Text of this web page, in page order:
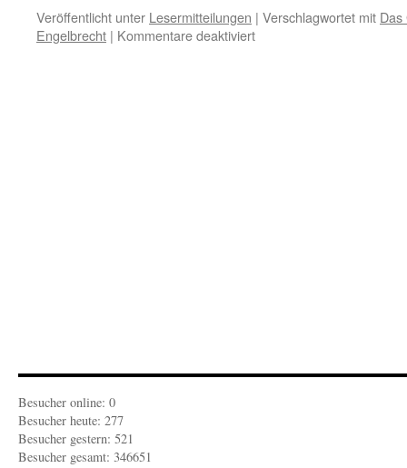
Veröffentlicht unter Lesermitteilungen | Verschlagwortet mit Das
Engelbrecht | Kommentare deaktiviertfür
Besucher online: 0
Besucher heute: 277
Besucher gestern: 521
Besucher gesamt: 346651